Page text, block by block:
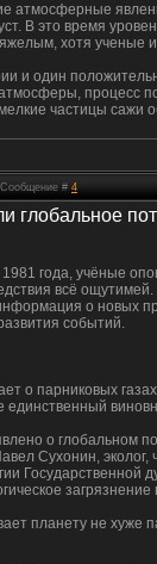
атмосферные
В это время
хотя ученые
и один
атмосферы,
частицы сажи
# 4
глобальное
года, учёные
всё
о новых
событий.
о парниковых
о глобальном
Сухонин,
планету не